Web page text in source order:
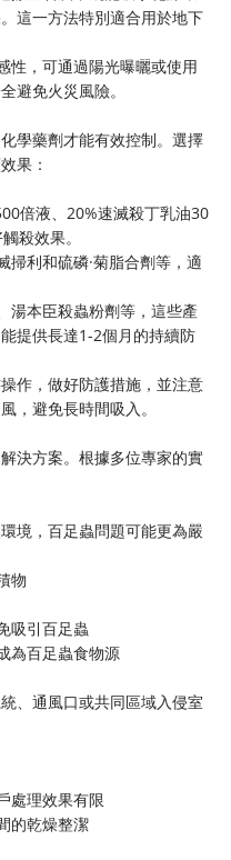
這一方法特別適合用於地下
性，可通過陽光曝曬或使用
避免火災風險。
學藥劑才能有效控制。選擇
果：
倍液、20%速滅殺丁乳油30
殺效果。
掃利和硫磷·菊脂合劑等，適
湯本臣殺蟲粉劑等，這些產
提供長達1-2個月的持續防
作，做好防護措施，並注意
，避免長時間吸入。
決方案。根據多位專家的實
境，百足蟲問題可能更為嚴
物
吸引百足蟲
為百足蟲食物源
、通風口或共同區域入侵室
處理效果有限
的乾燥整潔